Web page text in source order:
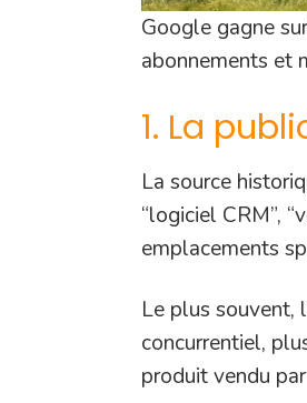
Google gagne
abonnements et
1. La
La source
“logiciel CRM”,
emplacements
Le plus souvent,
concurrentiel,
produit vendu